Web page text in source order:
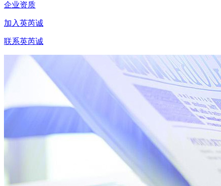
企业资质
加入英芮诚
联系英芮诚